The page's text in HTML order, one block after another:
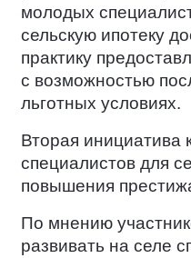
молодых
сельскую ипотеку
практику
с возможностью
льготных условиях.
Вторая инициатива
специалистов для
повышения
По мнению
развивать на селе